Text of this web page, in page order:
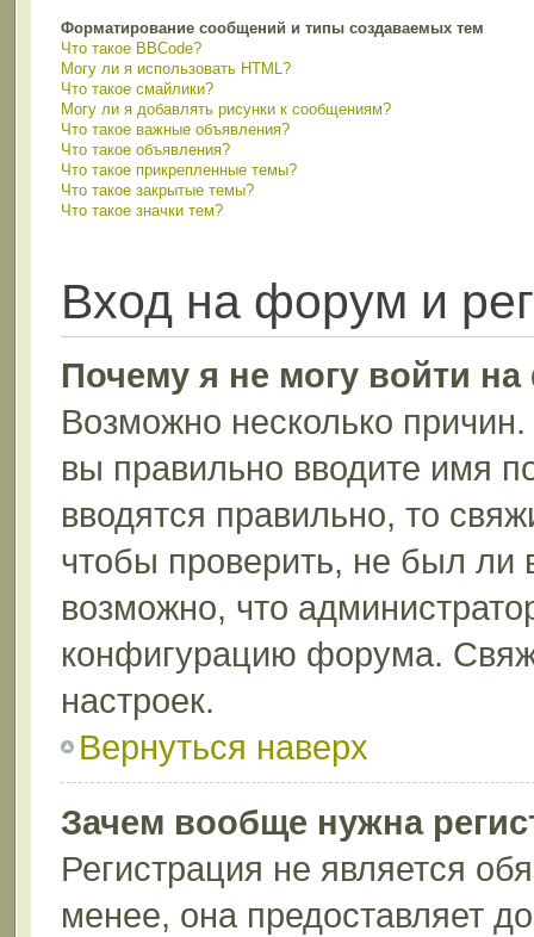
Форматирование сообщений и типы создаваемых тем
Что такое BBCode?
Могу ли я использовать HTML?
Что такое смайлики?
Могу ли я добавлять рисунки к сообщениям?
Что такое важные объявления?
Что такое объявления?
Что такое прикрепленные темы?
Что такое закрытые темы?
Что такое значки тем?
Вход на форум и
Почему я не могу войти
Возможно несколько
вы правильно вводите имя
вводятся правильно, то
чтобы проверить, не был ли
возможно, что
конфигурацию форума.
настроек.
Вернуться наверх
Зачем вообще нужна
Регистрация не является
менее, она предоставляет